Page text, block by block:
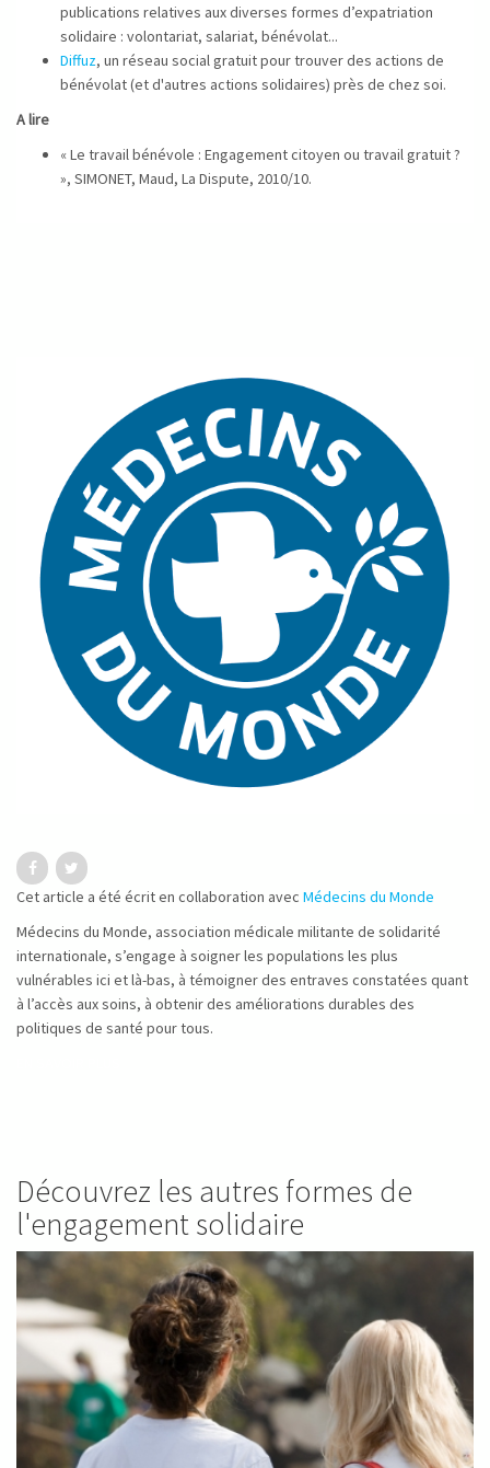
publications relatives aux diverses formes d’expatriation
solidaire : volontariat, salariat, bénévolat...
Diffuz, un réseau social gratuit pour trouver des actions de
bénévolat (et d'autres actions solidaires) près de chez soi.
A lire
« Le travail bénévole : Engagement citoyen ou travail gratuit ?
», SIMONET, Maud, La Dispute, 2010/10.
Cet article a été écrit en collaboration avec Médecins du Monde
Médecins du Monde, association médicale militante de solidarité
internationale, s’engage à soigner les populations les plus
vulnérables ici et là-bas, à témoigner des entraves constatées quant
à l’accès aux soins, à obtenir des améliorations durables des
politiques de santé pour tous.
Découvrez les autres formes de
l'engagement solidaire